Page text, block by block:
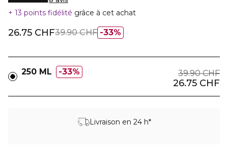
13 points fidélité grâce à cet achat
33%
26.75 CHF39.90 CHF
250 ML 33% 39.90 CHF
26.75 CHF
Livraison en 24 h*